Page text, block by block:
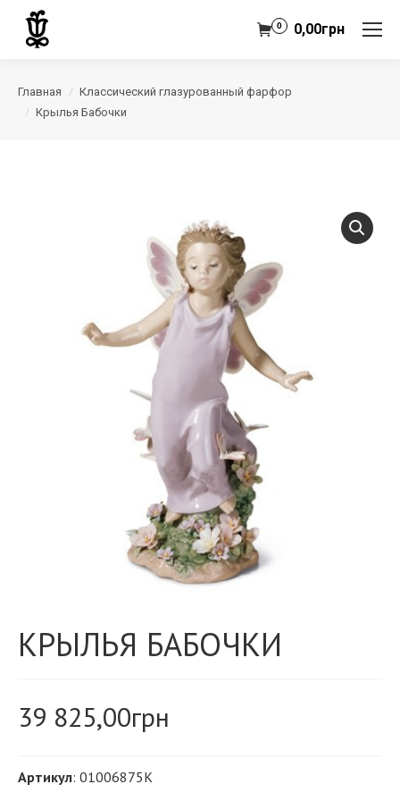
0,00грн
0
Главная
Классический глазурованный фарфор
Крылья Бабочки
КРЫЛЬЯ БАБОЧКИ
39 825,00грн
Артикул: 01006875K